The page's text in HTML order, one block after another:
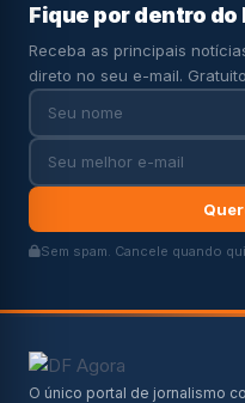
Fique por dentro do
Receba as principais
direto no seu e-mail.
Sem spam. Cancele quando
O único portal de jornalismo